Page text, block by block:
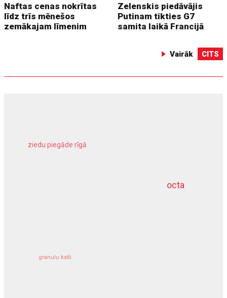
Naftas cenas nokrītas
līdz trīs mēnešos
zemākajam līmenim
Zelenskis piedāvājis
Putinam tikties G7
samita laikā Francijā
Vairāk CITS
octa
ziedu piegāde rīgā
granulu katli
dziļurbums